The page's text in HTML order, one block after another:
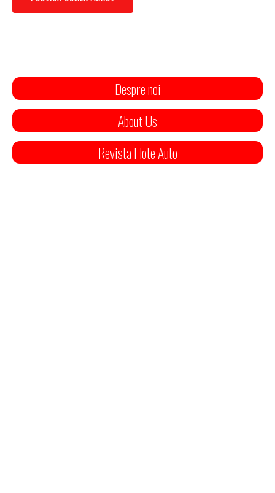
Despre noi
About Us
Revista Flote Auto